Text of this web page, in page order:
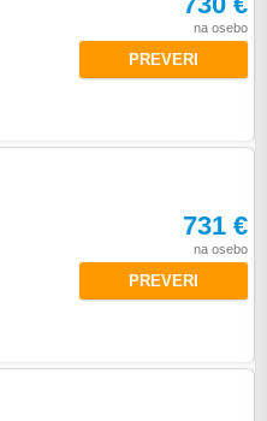
na osebo
PREVERI
731 €
na osebo
PREVERI